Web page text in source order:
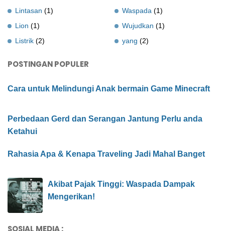
Lintasan (1)
Lion (1)
Listrik (2)
Waspada (1)
Wujudkan (1)
yang (2)
POSTINGAN POPULER
Cara untuk Melindungi Anak bermain Game Minecraft
Perbedaan Gerd dan Serangan Jantung Perlu anda
Ketahui
Rahasia Apa & Kenapa Traveling Jadi Mahal Banget
Akibat Pajak Tinggi: Waspada Dampak
Mengerikan!
SOSIAL MEDIA :